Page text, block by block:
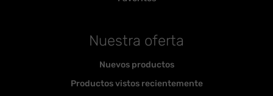
Nuestra oferta
Nuevos productos
Productos vistos recientemente